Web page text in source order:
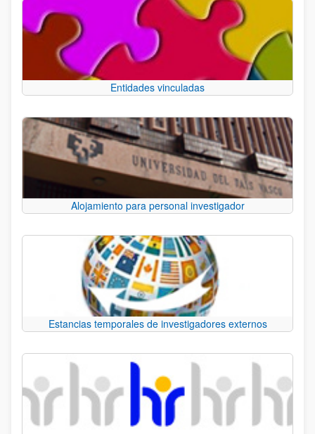
Entidades vinculadas
Alojamiento para personal investigador
Estancias temporales de investigadores externos